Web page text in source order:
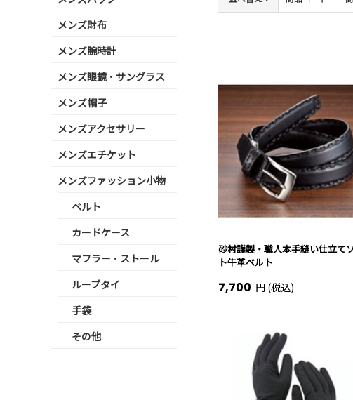
メンズ財布
メンズ腕時計
メンズ眼鏡 ･ サングラス
メンズ帽子
メンズアクセサリー
メンズエチケット
メンズファッション小物
ベルト
カードケース
マフラー ･ ストール
ループタイ
手袋
その他
砂村謹製・職人本手縫い仕立て
ト牛革ベルト
7,700 円 (税込)